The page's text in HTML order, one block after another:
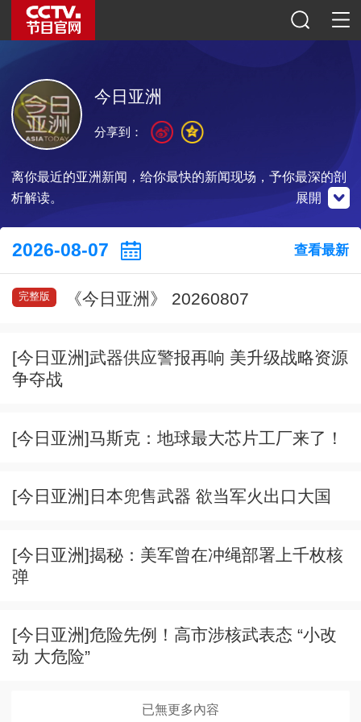
今日亚洲
离你最近的亚洲新闻，给你最快的新闻现场，予你最深的剖
析解读。
央視影音
點擊下載
展開
分享到：
2026-08-07 查看最新
完整版 《今日亚洲》 20260807
[今日亚洲]武器供应警报再响 美升级战略资源
争夺战
[今日亚洲]马斯克：地球最大芯片工厂来了！
[今日亚洲]日本兜售武器 欲当军火出口大国
[今日亚洲]揭秘：美军曾在冲绳部署上千枚核
弹
[今日亚洲]危险先例！高市涉核武表态 “小改
动 大危险”
已無更多內容